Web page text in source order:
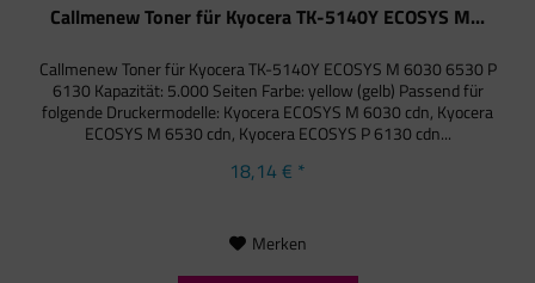
Callmenew Toner für Kyocera TK-5140Y ECOSYS M...
Callmenew Toner für Kyocera TK-5140Y ECOSYS M 6030 6530 P
6130 Kapazität: 5.000 Seiten Farbe: yellow (gelb) Passend für
folgende Druckermodelle: Kyocera ECOSYS M 6030 cdn, Kyocera
ECOSYS M 6530 cdn, Kyocera ECOSYS P 6130 cdn...
18,14 € *
Merken